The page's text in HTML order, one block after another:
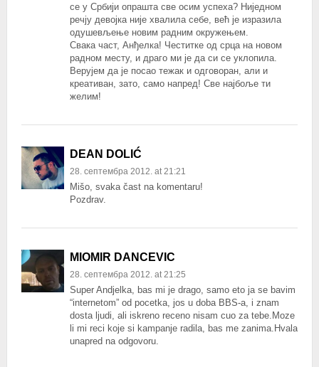
се у Србији опрашта све осим успеха? Ниједном
речју девојка није хвалила себе, већ је изразила
одушевљење новим радним окружењем.
Свака част, Анђелка! Честитке од срца на новом
радном месту, и драго ми је да си се уклопила.
Верујем да је посао тежак и одговоран, али и
креативан, зато, само напред! Све најбоље ти
желим!
DEAN DOLIĆ
28. септембра 2012. at 21:21
Mišo, svaka čast na komentaru!
Pozdrav.
MIOMIR DANCEVIC
28. септембра 2012. at 21:25
Super Andjelka, bas mi je drago, samo eto ja se bavim
“internetom” od pocetka, jos u doba BBS-a, i znam
dosta ljudi, ali iskreno receno nisam cuo za tebe.Moze
li mi reci koje si kampanje radila, bas me zanima.Hvala
unapred na odgovoru.